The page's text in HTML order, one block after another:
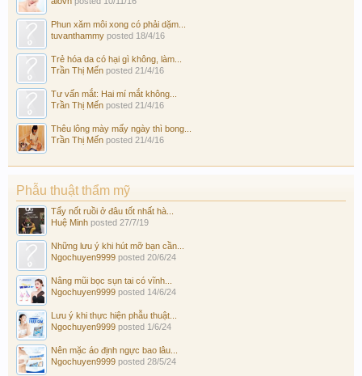
Phun xăm môi xong có phải dặm...
tuvanthammy posted 18/4/16
Trẻ hóa da có hại gì không, làm...
Trần Thị Mến posted 21/4/16
Tư vấn mắt: Hai mí mắt không...
Trần Thị Mến posted 21/4/16
Thêu lông mày mấy ngày thì bong...
Trần Thị Mến posted 21/4/16
Phẫu thuật thẩm mỹ
Tẩy nốt ruồi ở đâu tốt nhất hà...
Huệ Minh posted 27/7/19
Những lưu ý khi hút mỡ bạn cần...
Ngochuyen9999 posted 20/6/24
Nâng mũi bọc sụn tai có vĩnh...
Ngochuyen9999 posted 14/6/24
Lưu ý khi thực hiện phẫu thuật...
Ngochuyen9999 posted 1/6/24
Nên mặc áo định ngực bao lâu...
Ngochuyen9999 posted 28/5/24